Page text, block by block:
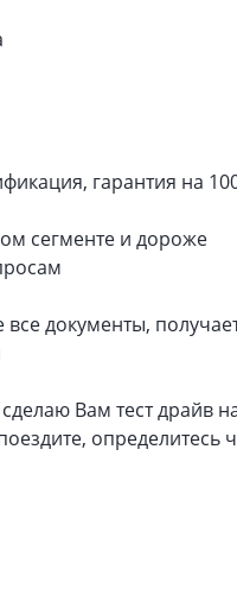
гарантия на
сегменте и дороже
документы,
Вам тест драйв
определитесь